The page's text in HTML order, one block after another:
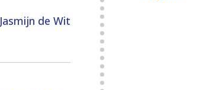
Jasmijn de Wit